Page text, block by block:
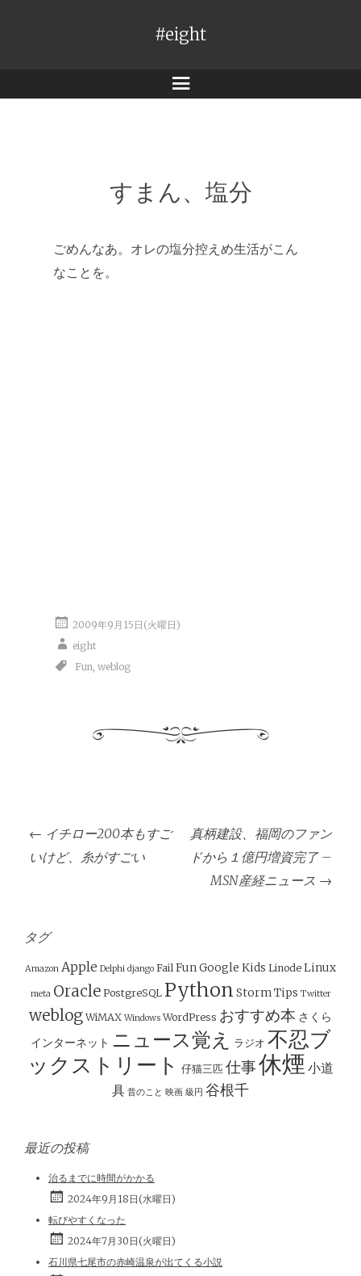
#eight
メ
すまん、塩分
ごめんなあ。オレの塩分控えめ生活がこん
なことを。
2009年9月15日(火曜日)
eight
Fun, weblog
投
稿
ナ
ゲ
ー
シ
ョ
ン
← イチロー200本もすご
いけど、糸がすごい
真柄建設、福岡のファン
ドから１億円増資完了 –
MSN産経ニュース →
タグ
Amazon Apple Delphi django Fail FunGoogle Kids Linode Linux
meta Oracle PostgreSQL Python StormTips Twitter
weblog WiMAX Windows WordPress おすすめ本 さくら
インターネット ニュース覚え ラジオ 不忍ブ
ックストリート
仔猫三匹 仕事休煙 小道
具 昔のこと 映画 級円 谷根千
最近の投稿
治るまでに時間がかかる
2024年9月18日(水曜日)
転びやすくなった
2024年7月30日(火曜日)
石川県七尾市の赤崎温泉が出てくる小説